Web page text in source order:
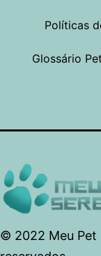
Políticas
Glossário Pet
© 2022 Meu Pet